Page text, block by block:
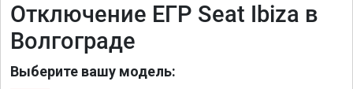
Отключение ЕГР Seat Ibiza в
Волгограде
Выберите вашу модель: